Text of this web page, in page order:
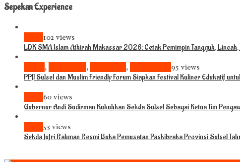
Sepekan Experience
102 views
LDK SMA Islam Athirah Makassar 2026: Cetak Pemimpin Tangguh,
, , , 95 views
PPJI Sulsel dan Muslim Friendly Forum Siapkan Festival Kuliner Edukatif
60 views
Gubernur Andi Sudirman Kukuhkan Sekda Sulsel Sebagai Ketua Tim
53 views
Sekda Jufri Rahman Resmi Buka Pemusatan Paskibraka Provinsi Sulsel